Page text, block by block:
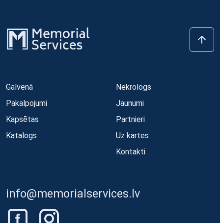
Galvenā
Pakalpojumi
Kapsētas
Katalogs
Nekrologs
Jaunumi
Partnieri
Uz kartes
Kontakti
info@memorialservices.lv